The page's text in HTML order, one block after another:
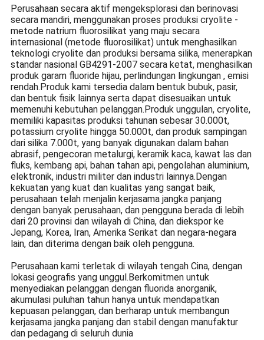
Perusahaan secara aktif mengeksplorasi dan berinovasi
secara mandiri, menggunakan proses produksi cryolite -
metode natrium fluorosilikat yang maju secara
internasional (metode fluorosilikat) untuk menghasilkan
teknologi cryolite dan produksi bersama silika, menerapkan
standar nasional GB4291-2007 secara ketat, menghasilkan
produk garam fluoride hijau, perlindungan lingkungan , emisi
rendah.Produk kami tersedia dalam bentuk bubuk, pasir,
dan bentuk fisik lainnya serta dapat disesuaikan untuk
memenuhi kebutuhan pelanggan.Produk unggulan, cryolite,
memiliki kapasitas produksi tahunan sebesar 30.000t,
potassium cryolite hingga 50.000t, dan produk sampingan
dari silika 7.000t, yang banyak digunakan dalam bahan
abrasif, pengecoran metalurgi, keramik kaca, kawat las dan
fluks, kembang api, bahan tahan api, pengolahan aluminium,
elektronik, industri militer dan industri lainnya.Dengan
kekuatan yang kuat dan kualitas yang sangat baik,
perusahaan telah menjalin kerjasama jangka panjang
dengan banyak perusahaan, dan pengguna berada di lebih
dari 20 provinsi dan wilayah di China, dan diekspor ke
Jepang, Korea, Iran, Amerika Serikat dan negara-negara
lain, dan diterima dengan baik oleh pengguna.
Perusahaan kami terletak di wilayah tengah Cina, dengan
lokasi geografis yang unggul.Berkomitmen untuk
menyediakan pelanggan dengan fluorida anorganik,
akumulasi puluhan tahun hanya untuk mendapatkan
kepuasan pelanggan, dan berharap untuk membangun
kerjasama jangka panjang dan stabil dengan manufaktur
dan pedagang di seluruh dunia